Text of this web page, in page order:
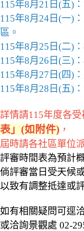
115年8月21日(五)
115年8月24日(一)
區。
115年8月25日(二)
115年8月26日(三)
115年8月27日(四)
115年8月28日(五)
詳情請115年度各
表」(如附件) ，
屆時請各社區單位
評審時間表為預計
倘評審當日受天候
以致有調整抵達或
如有相關疑問可逕
或洽詢景觀處 02-